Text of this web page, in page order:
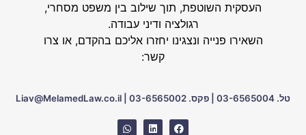
העסקית השוטפת, תוך שילוב בין משפט מסחרי,
רגולציה ודיני עבודה.
השאירו פנייה ונצגינו יחזרו אליכם בהקדם, או צרו
קשר:
טל. 03-6565004 פקס. 03-6565002 Liav@MelamedLaw.co.il